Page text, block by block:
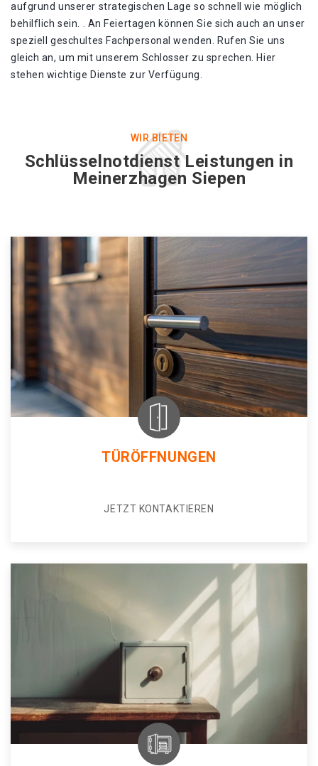
aufgrund unserer strategischen Lage so schnell wie möglich
behilflich sein. . An Feiertagen können Sie sich auch an unser
speziell geschultes Fachpersonal wenden. Rufen Sie uns
gleich an, um mit unserem Schlosser zu sprechen. Hier
stehen wichtige Dienste zur Verfügung.
WIR BIETEN
Schlüsselnotdienst Leistungen in
Meinerzhagen Siepen
TÜRÖFFNUNGEN
JETZT KONTAKTIEREN